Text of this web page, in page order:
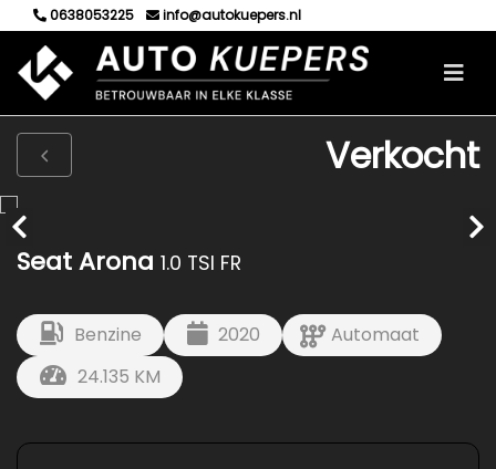
0638053225 info@autokuepers.nl
Verkocht
Seat Arona 1.0 TSI FR
Benzine 2020
Automaat
24.135 KM